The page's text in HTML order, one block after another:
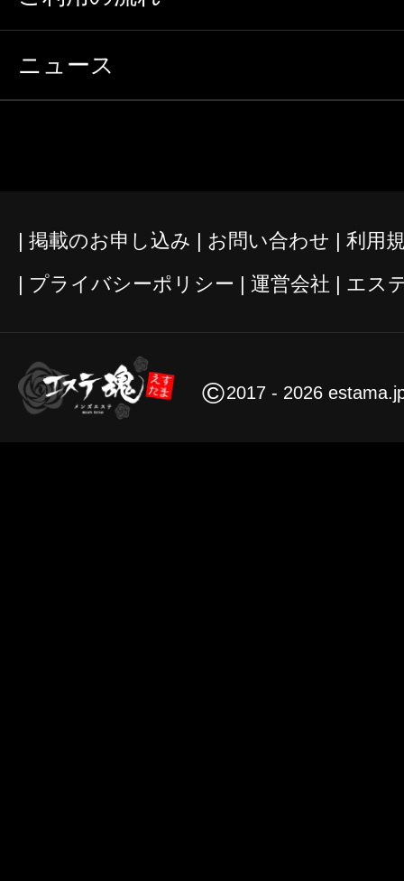
ニュース
掲載のお申し込み お問い合わせ
利用
プライバシーポリシー
運営会社 エス
©2017 - 2026